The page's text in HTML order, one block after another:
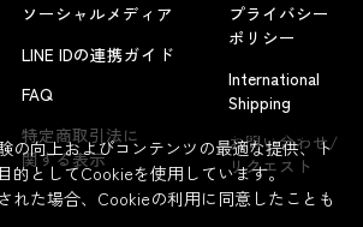
よくあるお問い合わせ
ソーシャルメディア
LINE IDの連携ガイド
FAQ
特定商取引法に
関する表示
プライバシー
ポリシー
International
Shipping
お問い合わせ/
リクエスト
の向上およびコンテンツの最適な提供、ト
的としてCookieを使用しています。
れた場合、Cookieの利用に同意したことも